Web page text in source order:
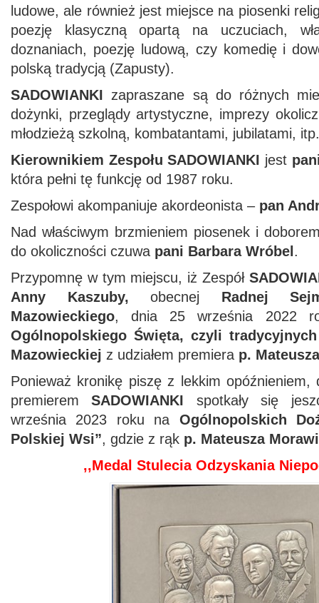
ludowe, ale również jest miejsce na piosenki
poezję klasyczną opartą na uczuciach,
doznaniach, poezję ludową, czy komedię i
polską tradycją (Zapusty).
SADOWIANKI zapraszane są do różnych
dożynki, przeglądy artystyczne, imprezy
młodzieżą szkolną, kombatantami, jubilatami, itp.
Kierownikiem Zespołu SADOWIANKI jest
która pełni tę funkcję od 1987 roku.
Zespołowi akompaniuje akordeonista – pan
Nad właściwym brzmieniem piosenek i
do okoliczności czuwa pani Barbara Wróbel .
Przypomnę w tym miejscu, iż Zespół
Anny Kaszuby, obecnej Radnej
Mazowieckiego, dnia 25 września 2022
Ogólnopolskiego Święta, czyli
Mazowieckiej z udziałem premiera p.
Ponieważ kronikę piszę z lekkim
premieremSADOWIANKI spotkały się
września 2023 roku na Ogólnopolskich
Polskiej Wsi”, gdzie z rąk p. Mateusza
,,Medal Stulecia Odzyskania